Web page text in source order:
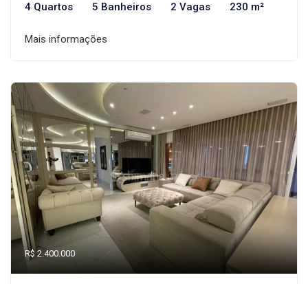
4 Quartos 5 Banheiros 2 Vagas 230 m²
Mais informações
R$ 2.400.000